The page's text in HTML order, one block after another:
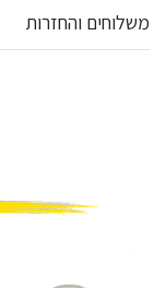
משלוחים והחזרות